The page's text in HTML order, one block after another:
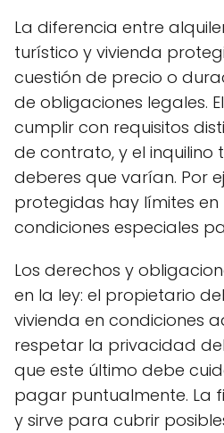
La diferencia entre
turístico y vivienda
cuestión de precio o
de obligaciones legales.
cumplir con requisitos
de contrato, y el inquilino
deberes que varían. Por
protegidas hay límites
condiciones especiales
Los derechos y
en la ley: el propietario
vivienda en condiciones
respetar la privacidad
que este último debe
pagar puntualmente. La
y sirve para cubrir